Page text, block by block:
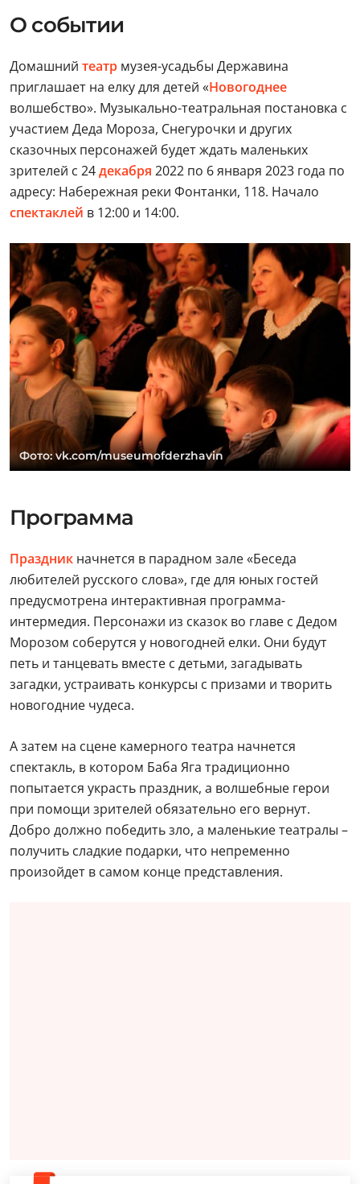
О событии
Домашний театр музея-усадьбы Державина
приглашает на елку для детей «Новогоднее
волшебство». Музыкально-театральная постановка с
участием Деда Мороза, Снегурочки и других
сказочных персонажей будет ждать маленьких
зрителей с 24декабря 2022 по 6 января 2023 года по
адресу: Набережная реки Фонтанки, 118. Начало
спектаклей в 12:00 и 14:00.
Фото: vk.com/museumofderzhavin
Программа
Праздник начнется в парадном зале «Беседа
любителей русского слова», где для юных гостей
предусмотрена интерактивная программа-
интермедия. Персонажи из сказок во главе с Дедом
Морозом соберутся у новогодней елки. Они будут
петь и танцевать вместе с детьми, загадывать
загадки, устраивать конкурсы с призами и творить
новогодние чудеса.
А затем на сцене камерного театра начнется
спектакль, в котором Баба Яга традиционно
попытается украсть праздник, а волшебные герои
при помощи зрителей обязательно его вернут.
Добро должно победить зло, а маленькие театралы –
получить сладкие подарки, что непременно
произойдет в самом конце представления.